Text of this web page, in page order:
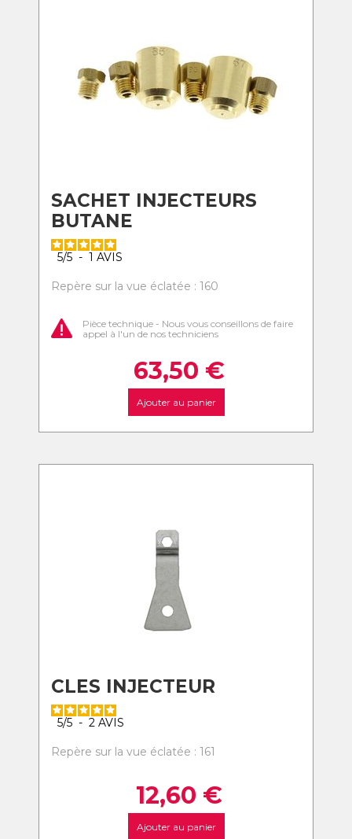
SACHET INJECTEURS
BUTANE
5/5 - 1 AVIS
Repère sur la vue éclatée : 160
Pièce technique - Nous vous conseillons de faire
appel à l'un de nos techniciens
63,50 €
Ajouter au panier
CLES INJECTEUR
5/5 - 2 AVIS
Repère sur la vue éclatée : 161
12,60 €
Ajouter au panier